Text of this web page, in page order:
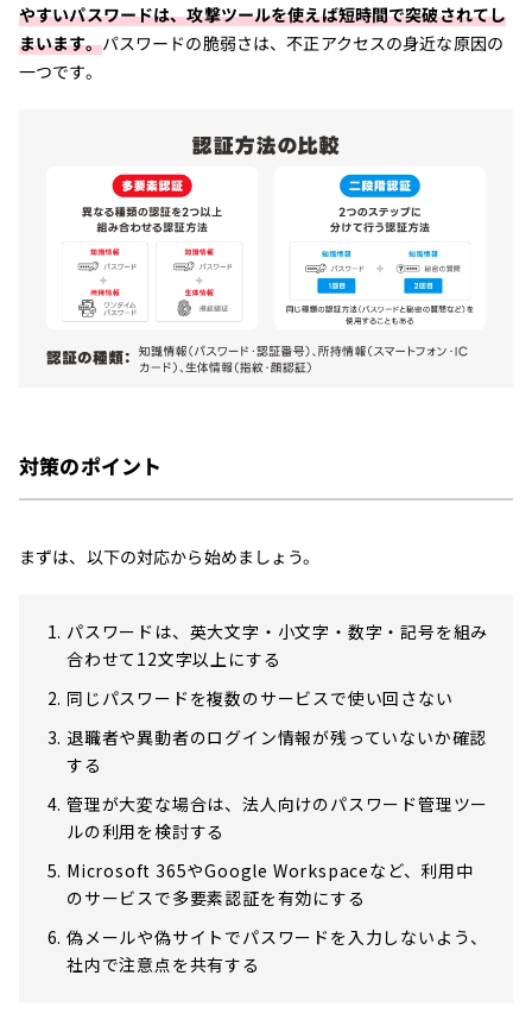
やすいパスワードは、攻撃ツールを使えば短時間で突破されてし
まいます。パスワードの脆弱さは、不正アクセスの身近な原因の
一つです。
対策のポイント
まずは、以下の対応から始めましょう。
パスワードは、英大文字・小文字・数字・記号を組み
合わせて12文字以上にする
同じパスワードを複数のサービスで使い回さない
退職者や異動者のログイン情報が残っていないか確認
する
管理が大変な場合は、法人向けのパスワード管理ツー
ルの利用を検討する
Microsoft 365やGoogle Workspaceなど、利用中
のサービスで多要素認証を有効にする
偽メールや偽サイトでパスワードを入力しないよう、
社内で注意点を共有する